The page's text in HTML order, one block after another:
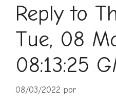
Reply to
Tue, 08
08:13:25
08/03/2022 por